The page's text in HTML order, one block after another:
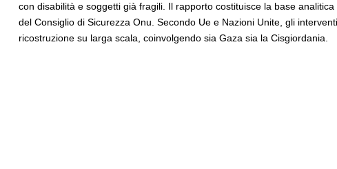
con disabilità e soggetti già fragili. Il rapporto costituisce la base
del Consiglio di Sicurezza Onu. Secondo Ue e Nazioni Unite, gli
ricostruzione su larga scala, coinvolgendo sia Gaza sia la Cisgiordania.